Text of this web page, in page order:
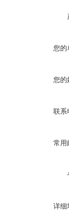
您的
您的
联系
常用
详细